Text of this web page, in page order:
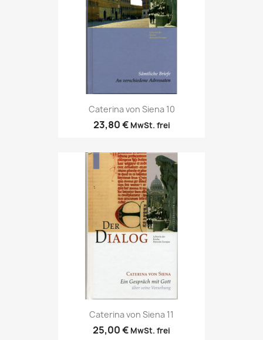
Caterina von Siena 10
23,80 € MwSt. frei
Caterina von Siena 11
25,00 € MwSt. frei